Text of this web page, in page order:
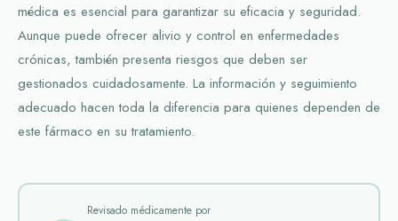
médica es esencial para garantizar su eficacia y seguridad.
Aunque puede ofrecer alivio y control en enfermedades
crónicas, también presenta riesgos que deben ser
gestionados cuidadosamente. La información y seguimiento
adecuado hacen toda la diferencia para quienes dependen de
este fármaco en su tratamiento.
Revisado médicamente por